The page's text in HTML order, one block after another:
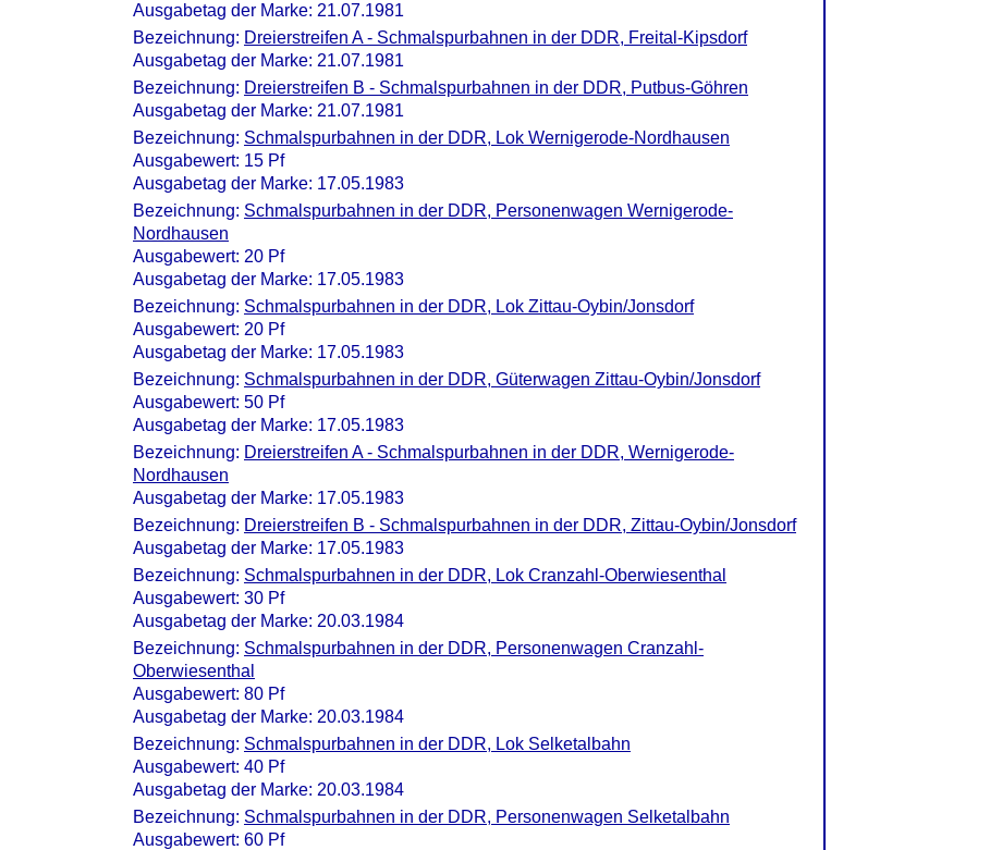
Ausgabetag der Marke: 21.07.1981
Bezeichnung: Dreierstreifen A - Schmalspurbahnen in der DDR, Freital-Kipsdorf
Ausgabetag der Marke: 21.07.1981
Bezeichnung: Dreierstreifen B - Schmalspurbahnen in der DDR, Putbus-Göhren
Ausgabetag der Marke: 21.07.1981
Bezeichnung: Schmalspurbahnen in der DDR, Lok Wernigerode-Nordhausen
Ausgabewert: 15 Pf
Ausgabetag der Marke: 17.05.1983
Bezeichnung: Schmalspurbahnen in der DDR, Personenwagen Wernigerode-
Nordhausen
Ausgabewert: 20 Pf
Ausgabetag der Marke: 17.05.1983
Bezeichnung: Schmalspurbahnen in der DDR, Lok Zittau-Oybin/Jonsdorf
Ausgabewert: 20 Pf
Ausgabetag der Marke: 17.05.1983
Bezeichnung: Schmalspurbahnen in der DDR, Güterwagen Zittau-Oybin/Jonsdorf
Ausgabewert: 50 Pf
Ausgabetag der Marke: 17.05.1983
Bezeichnung: Dreierstreifen A - Schmalspurbahnen in der DDR, Wernigerode-
Nordhausen
Ausgabetag der Marke: 17.05.1983
Bezeichnung: Dreierstreifen B - Schmalspurbahnen in der DDR, Zittau-Oybin/Jonsdorf
Ausgabetag der Marke: 17.05.1983
Bezeichnung: Schmalspurbahnen in der DDR, Lok Cranzahl-Oberwiesenthal
Ausgabewert: 30 Pf
Ausgabetag der Marke: 20.03.1984
Bezeichnung: Schmalspurbahnen in der DDR, Personenwagen Cranzahl-
Oberwiesenthal
Ausgabewert: 80 Pf
Ausgabetag der Marke: 20.03.1984
Bezeichnung: Schmalspurbahnen in der DDR, Lok Selketalbahn
Ausgabewert: 40 Pf
Ausgabetag der Marke: 20.03.1984
Bezeichnung: Schmalspurbahnen in der DDR, Personenwagen Selketalbahn
Ausgabewert: 60 Pf